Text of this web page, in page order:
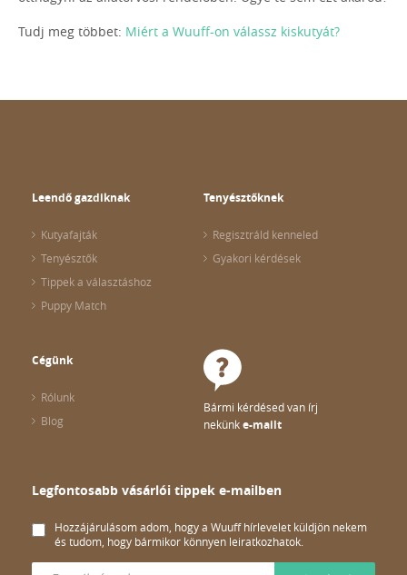
Tudj meg többet: Miért a Wuuff-on válassz kiskutyát?
Leendő gazdiknak
Kutyafajták
Tenyésztők
Tippek a választáshoz
Puppy Match
Tenyésztőknek
Regisztráld kenneled
Gyakori kérdések
Cégünk
Rólunk
Blog
Bármi kérdésed van írj
nekünke-mailt
Legfontosabb vásárlói tippek e-mailben
Hozzájárulásom adom, hogy a Wuuff hírlevelet küldjön nekem
és tudom, hogy bármikor könnyen leiratkozhatok.